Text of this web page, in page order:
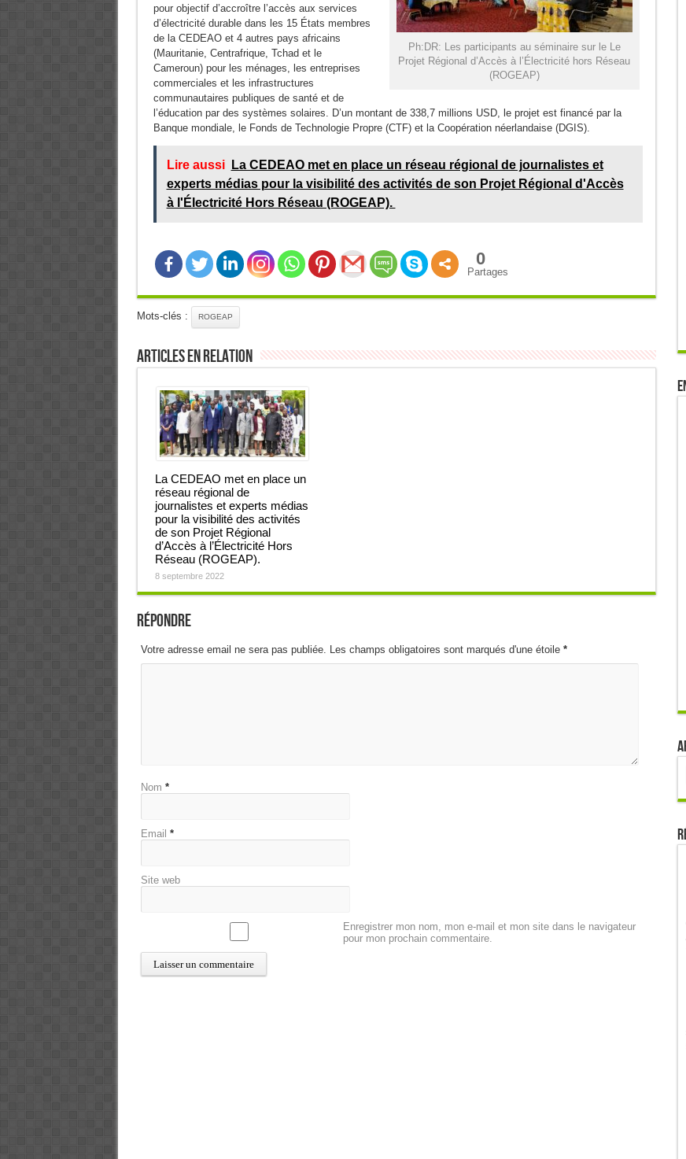
Ph:DR: Les participants au séminaire sur le Le
Projet Régional d’Accès à l’Électricité hors Réseau
(ROGEAP)
pour objectif d’accroître l’accès aux services
d’électricité durable dans les 15 États membres
de la CEDEAO et 4 autres pays africains
(Mauritanie, Centrafrique, Tchad et le
Cameroun) pour les ménages, les entreprises
commerciales et les infrastructures
communautaires publiques de santé et de
l’éducation par des systèmes solaires. D’un montant de 338,7 millions USD, le projet est financé par la
Banque mondiale, le Fonds de Technologie Propre (CTF) et la Coopération néerlandaise (DGIS).
Lire aussi
La CEDEAO met en place un réseau régional de journalistes et
experts médias pour la visibilité des activités de son Projet Régional d'Accès
à l'Électricité Hors Réseau (ROGEAP).
0
Partages
Mots-clés : ROGEAP
Articles en relation
La CEDEAO met en place un
réseau régional de
journalistes et experts médias
pour la visibilité des activités
de son Projet Régional
d’Accès à l’Électricité Hors
Réseau (ROGEAP).
8 septembre 2022
Répondre
Votre adresse email ne sera pas publiée. Les champs obligatoires sont marqués d'une étoile *
Nom *
Email *
Site web
Enregistrer mon nom, mon e-mail et mon site dans le navigateur
pour mon prochain commentaire.